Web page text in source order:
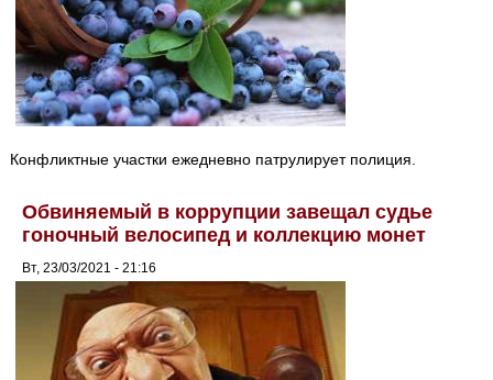
Конфликтные участки ежедневно патрулирует полиция.
Обвиняемый в коррупции завещал судье
гоночный велосипед и коллекцию монет
Вт, 23/03/2021 - 21:16